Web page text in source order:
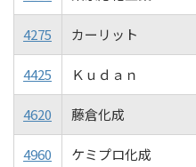
4275 カーリット
4425 Ｋｕｄａｎ
4620 藤倉化成
4960 ケミプロ化成